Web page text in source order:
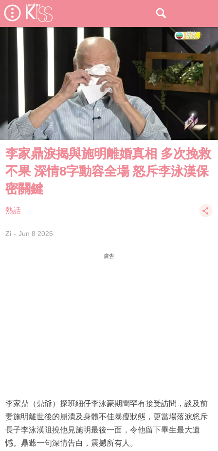
李家鼎淚揭與施明離婚真相 多次挽救
不果 深情8字動容全場 怒斥李泳漢保
密關鍵
熱話
Zi Jun 8 2026
廣告
李家鼎（鼎爺）探班細仔李泳豪期間罕有接受訪問，談及前
妻施明離世後的崩潰及身體不佳暴瘦狀態，更當場落淚怒斥
長子李泳漢阻撓他見施明最後一面，令他留下畢生最大遺
憾。鼎爺一句深情告白，震撼所有人。